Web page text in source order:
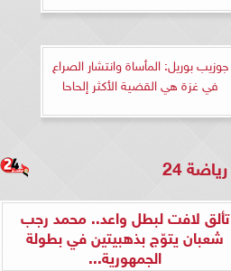
جوزيب بوريل: المأساة وانتشار الصراع
في غزة هي القضية الأكثر إلحاحا
رياضة 24
تألق لافت لبطل واعد.. محمد رجب
شعبان يتوّج بذهبيتين في بطولة
الجمهورية...